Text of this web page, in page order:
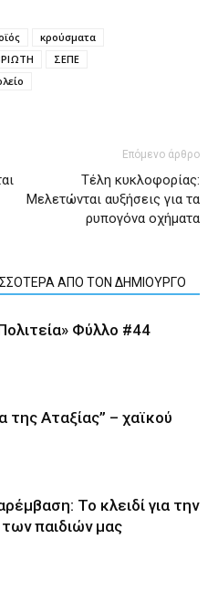
κρούσματα
ΣΕΠΕ
Επόμενο άρθρο
Τέλη κυκλοφορίας:
Μελετώνται αυξήσεις για τα
ρυπογόνα οχήματα
ΑΠΟ ΤΟΝ ΔΗΜΙΟΥΡΓΟ
Φύλλο #44
της Αταξίας” – χαϊκού
Το κλειδί για την
παιδιών µας